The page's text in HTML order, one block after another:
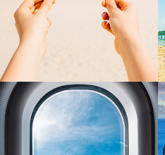
真的好累喔！不過 真的蠻
慶澤旅遊的行程安
感謝Jimmy幫忙安
行 詢問及規劃過程皆有
超級讚👍🏻
林彤的服務沒話說
處理意外情況，補救措施
思錡從簽約到出發